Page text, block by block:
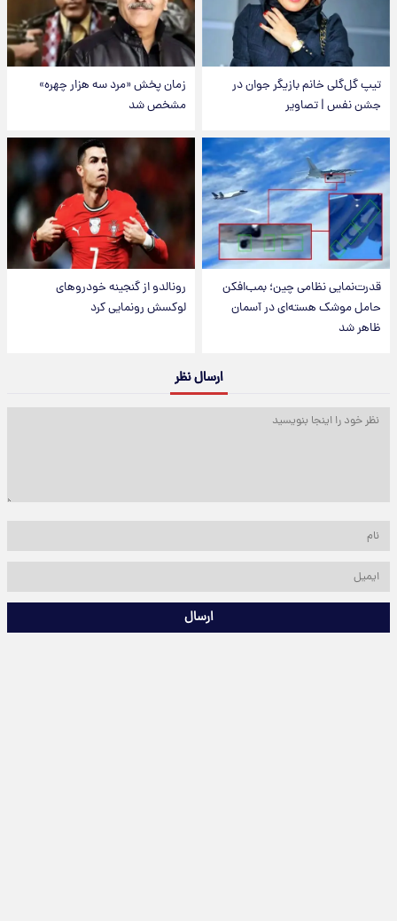
تیپ گل‌گلی خانم بازیگر جوان در
جشن نفس | تصاویر
زمان پخش «مرد سه هزار چهره»
مشخص شد
قدرت‌نمایی نظامی چین؛ بمب‌افکن
حامل موشک هسته‌ای در آسمان
ظاهر شد
رونالدو از گنجینه خودروهای
لوکسش رونمایی کرد
ارسال نظر
ارسال